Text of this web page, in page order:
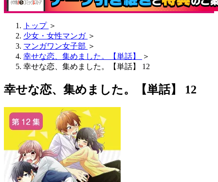
トップ ＞
少女・女性マンガ ＞
マンガワン女子部 ＞
幸せな恋、集めました。【単話】
＞
幸せな恋、集めました。【単話】 12
幸せな恋、集めました。【単話】 12